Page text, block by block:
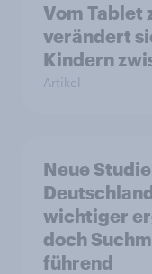
Vom Tablet
verändert
Kindern
Artikel
Neue
wichtiger
doch
führend